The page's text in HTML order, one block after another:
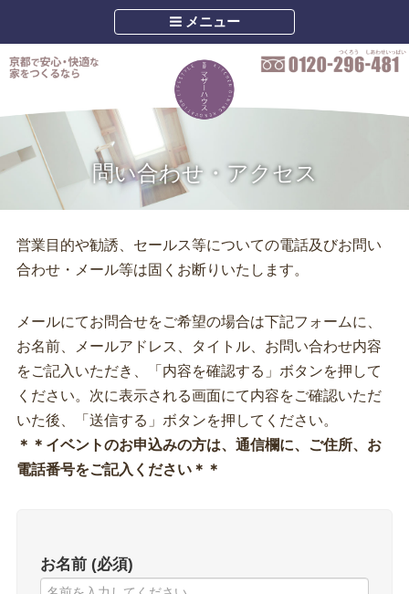
メニュー
問い合わせ・アクセス
営業目的や勧誘、セールス等についての電話及びお問い
合わせ・メール等は固くお断りいたします。
メールにてお問合せをご希望の場合は下記フォームに、
お名前、メールアドレス、タイトル、お問い合わせ内容
をご記入いただき、「内容を確認する」ボタンを押して
ください。次に表示される画面にて内容をご確認いただ
いた後、「送信する」ボタンを押してください。
＊＊イベントのお申込みの方は、通信欄に、ご住所、お
電話番号をご記入ください＊＊
お名前 (必須)